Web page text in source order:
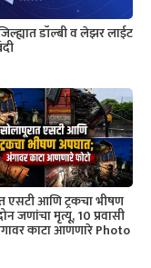
डॉल्बी व लेझर लाईट
एसटी आणि ट्रकचा भीषण
जणांचा मृत्यू, 10 प्रवासी
काटा आणणारे Photo